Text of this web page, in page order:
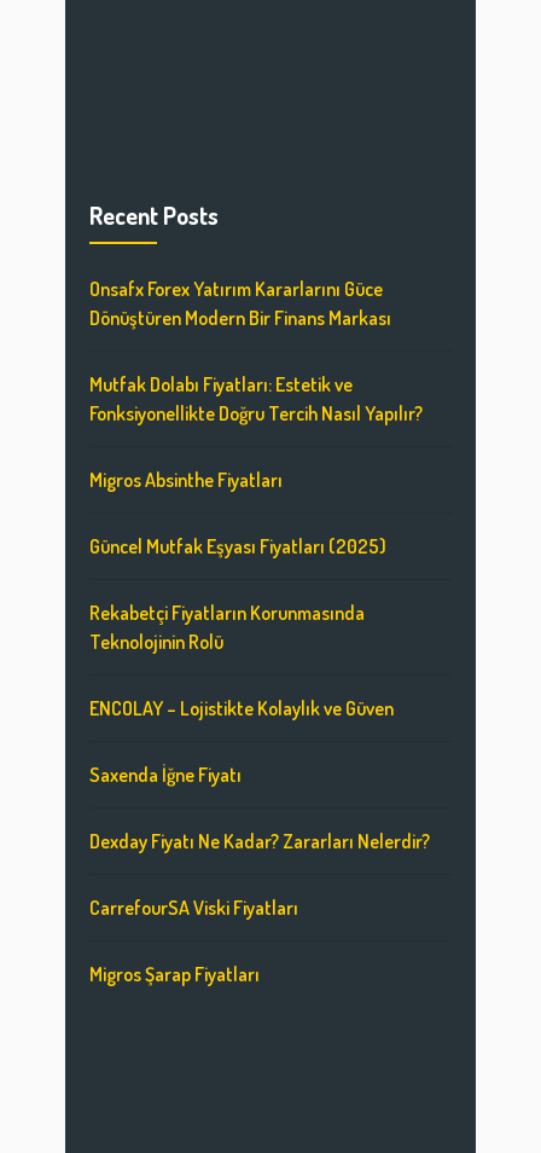
Recent Posts
Onsafx Forex Yatırım Kararlarını Güce
Dönüştüren Modern Bir Finans Markası
Mutfak Dolabı Fiyatları: Estetik ve
Fonksiyonellikte Doğru Tercih Nasıl Yapılır?
Migros Absinthe Fiyatları
Güncel Mutfak Eşyası Fiyatları (2025)
Rekabetçi Fiyatların Korunmasında
Teknolojinin Rolü
ENCOLAY – Lojistikte Kolaylık ve Güven
Saxenda İğne Fiyatı
Dexday Fiyatı Ne Kadar? Zararları Nelerdir?
CarrefourSA Viski Fiyatları
Migros Şarap Fiyatları